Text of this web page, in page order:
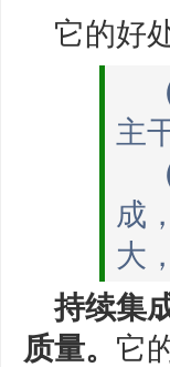
它的好
主
成
大
持续集
质量。 它